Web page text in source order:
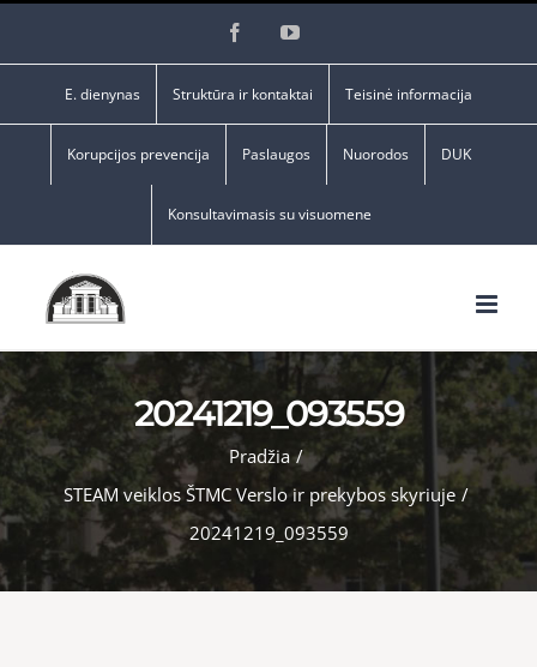
FacebookYouTube
E. dienynas Struktūra ir kontaktai Teisinė informacija
Korupcijos prevencija Paslaugos Nuorodos DUK
Konsultavimasis su visuomene
20241219_093559
Pradžia /
STEAM veiklos ŠTMC Verslo ir prekybos skyriuje /
20241219_093559